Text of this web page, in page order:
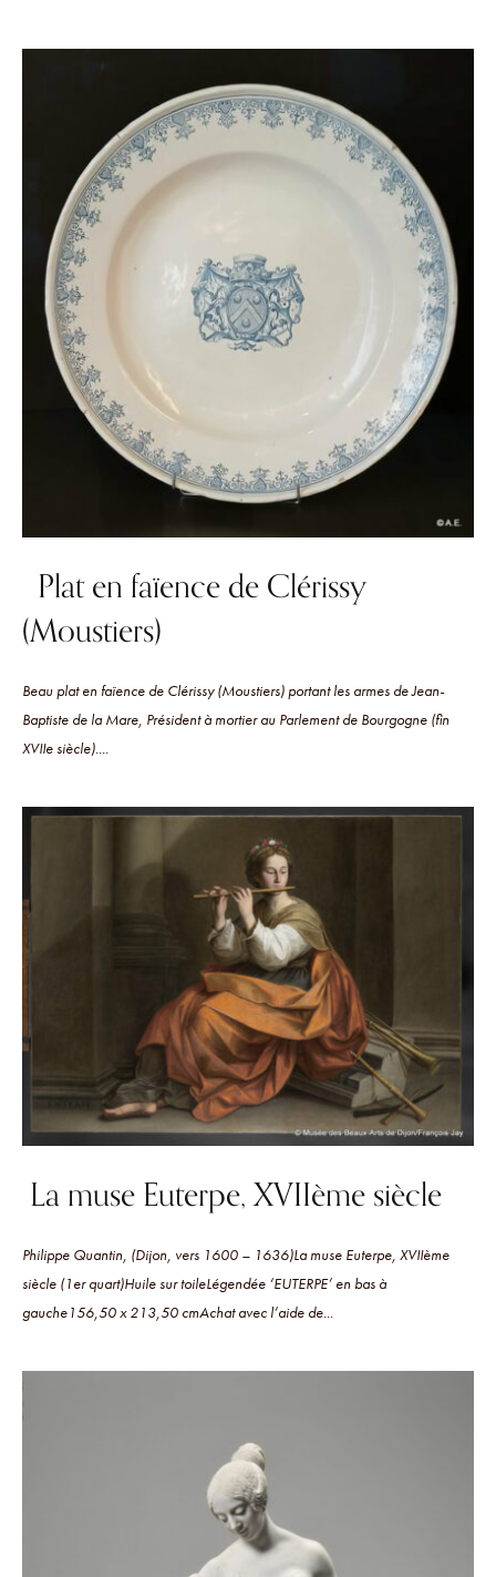
Plat en faïence de Clérissy
(Moustiers)
Beau plat en faïence de Clérissy (Moustiers) portant les armes de Jean-
Baptiste de la Mare, Président à mortier au Parlement de Bourgogne (fin
XVIIe siècle)....
La muse Euterpe, XVIIème siècle
Philippe Quantin, (Dijon, vers 1600 – 1636)La muse Euterpe, XVIIème
siècle (1er quart)Huile sur toileLégendée ‘EUTERPE’ en bas à
gauche156,50 x 213,50 cmAchat avec l’aide de...